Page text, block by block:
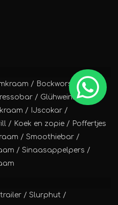
/ Bockworstkraam/
/ Glühweinkraam/
/ IJscokar /
/ Koek en zopie / Poffertjes
/ Smoothiebar /
/ Sinaasappelpers /
/ Slurphut /